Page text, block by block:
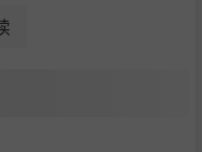
在战局中随机应变，活